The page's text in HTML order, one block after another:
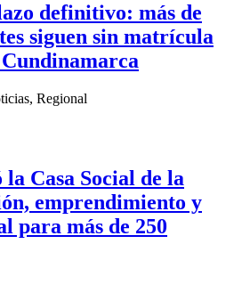
definitivo: más de
siguen sin matrícula
, Regional
Casa Social de la
emprendimiento y
para más de 250